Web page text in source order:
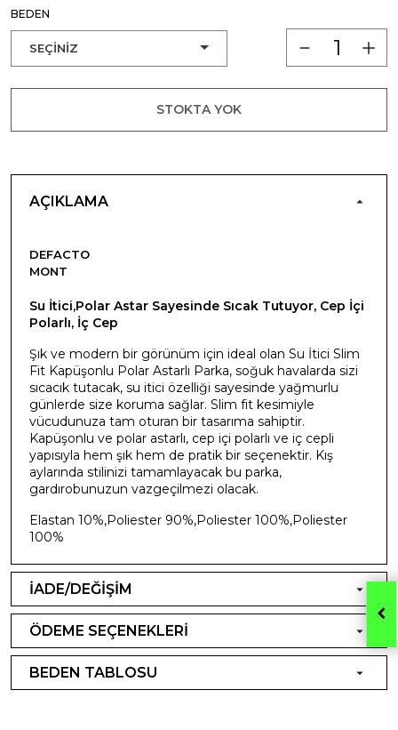
BEDEN
STOKTA YOK
AÇIKLAMA
DEFACTO
MONT
Su İtici,Polar Astar Sayesinde Sıcak Tutuyor, Cep İçi
Polarlı, İç Cep
Şık ve modern bir görünüm için ideal olan Su İtici Slim
Fit Kapüşonlu Polar Astarlı Parka, soğuk havalarda sizi
sıcacık tutacak, su itici özelliği sayesinde yağmurlu
günlerde size koruma sağlar. Slim fit kesimiyle
vücudunuza tam oturan bir tasarıma sahiptir.
Kapüşonlu ve polar astarlı, cep içi polarlı ve iç cepli
yapısıyla hem şık hem de pratik bir seçenektir. Kış
aylarında stilinizi tamamlayacak bu parka,
gardırobunuzun vazgeçilmezi olacak.
Elastan 10%,Poliester 90%,Poliester 100%,Poliester
100%
İADE/DEĞİŞİM
ÖDEME SEÇENEKLERİ
BEDEN TABLOSU